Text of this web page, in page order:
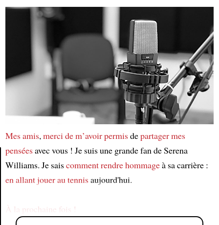
Article
Mes amis,merci de m’avoir permisdepartager mes
penséesavec vous ! Je suis une grande fan de Serena
Williams. Je saiscomment rendre hommageà sa carrière :
en allant jouer au tennis aujourd'hui.
À la prochaine fois !